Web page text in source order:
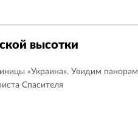
высотки
«Украина». Увидим
Спасителя